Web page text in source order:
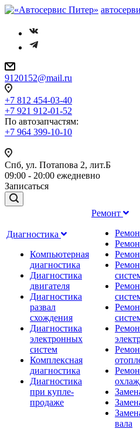
9120152@mail.ru
+7 812 454-03-40
+7 921 912-01-52
По автозапчастям:
+7 964 399-10-10
Спб, ул. Потапова 2, лит.Б
09:00 - 20:00 ежедневно
Записаться
Диагностика
Компьютерная
диагностика
Диагностика
двигателя
Диагностика
развал
схождения
Диагностика
электронных
систем
Комплексная
диагностика
Диагностика
при купле-
продаже
Ремонт
вала